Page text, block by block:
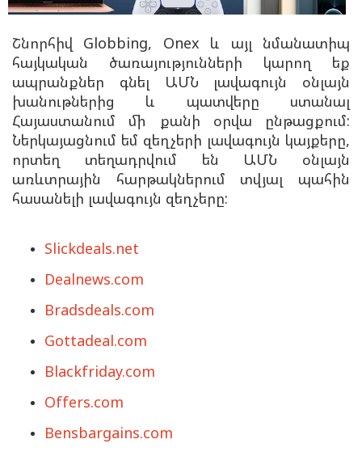
Շնորհիվ Globbing, Onex և այլ նմանատիպ
հայկական ծառայությունների կարող եք
ապրանքներ գնել ԱՄՆ լավագույն օնլայն
խանութներից և պատվերը ստանալ
Հայաստանում մի քանի օրվա ընթացքում:
Ներկայացնում եմ զեղչերի լավագույն կայքերը,
որտեղ տեղադրվում են ԱՄՆ օնլայն
առևտրային հարթակներում տվյալ պահին
հասանելի լավագույն զեղչերը:
Slickdeals.net
Dealnews.com
Bradsdeals.com
Gottadeal.com
Blackfriday.com
Offers.com
Bensbargains.com